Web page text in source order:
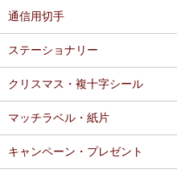
通信用切手
ステーショナリー
クリスマス・複十字シール
マッチラベル・紙片
キャンペーン・プレゼント